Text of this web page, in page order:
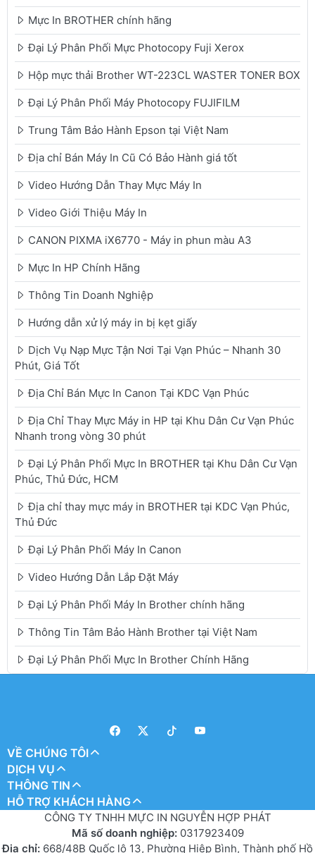
Mực In BROTHER chính hãng
Đại Lý Phân Phối Mực Photocopy Fuji Xerox
Hộp mực thải Brother WT-223CL WASTER TONER BOX
Đại Lý Phân Phối Máy Photocopy FUJIFILM
Trung Tâm Bảo Hành Epson tại Việt Nam
Địa chỉ Bán Máy In Cũ Có Bảo Hành giá tốt
Video Hướng Dẫn Thay Mực Máy In
Video Giới Thiệu Máy In
CANON PIXMA iX6770 - Máy in phun màu A3
Mực In HP Chính Hãng
Thông Tin Doanh Nghiệp
Hướng dẫn xử lý máy in bị kẹt giấy
Dịch Vụ Nạp Mực Tận Nơi Tại Vạn Phúc – Nhanh 30
Phút, Giá Tốt
Địa Chỉ Bán Mực In Canon Tại KDC Vạn Phúc
Địa Chỉ Thay Mực Máy in HP tại Khu Dân Cư Vạn Phúc
Nhanh trong vòng 30 phút
Đại Lý Phân Phối Mực In BROTHER tại Khu Dân Cư Vạn
Phúc, Thủ Đức, HCM
Địa chỉ thay mực máy in BROTHER tại KDC Vạn Phúc,
Thủ Đức
Đại Lý Phân Phối Máy In Canon
Video Hướng Dẫn Lắp Đặt Máy
Đại Lý Phân Phối Máy In Brother chính hãng
Thông Tin Tâm Bảo Hành Brother tại Việt Nam
Đại Lý Phân Phối Mực In Brother Chính Hãng
VỀ CHÚNG TÔI
DỊCH VỤ
THÔNG TIN
HỖ TRỢ KHÁCH HÀNG
CÔNG TY TNHH MỰC IN NGUYỄN HỢP PHÁT
Mã số doanh nghiệp: 0317923409
Địa chỉ: 668/48B Quốc lộ 13, Phường Hiệp Bình, Thành phố Hồ